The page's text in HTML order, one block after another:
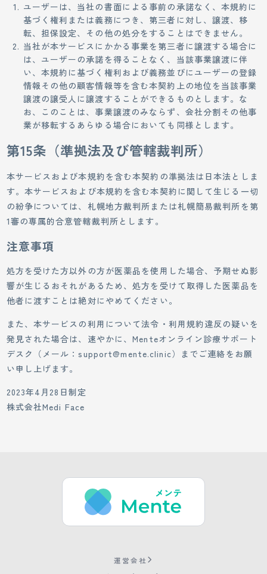
ユーザーは、当社の書面による事前の承諾なく、本規約に
基づく権利または義務につき、第三者に対し、譲渡、移
転、担保設定、その他の処分をすることはできません。
当社が本サービスにかかる事業を第三者に譲渡する場合に
は、ユーザーの承諾を得ることなく、当該事業譲渡に伴
い、本規約に基づく権利および義務並びにユーザーの登録
情報その他の顧客情報等を含む本契約上の地位を当該事業
譲渡の譲受人に譲渡することができるものとします。な
お、このことは、事業譲渡のみならず、会社分割その他事
業が移転するあらゆる場合においても同様とします。
第15条（準拠法及び管轄裁判所）
本サービスおよび本規約を含む本契約の準拠法は日本法としま
す。本サービスおよび本規約を含む本契約に関して生じる一切
の紛争については、札幌地方裁判所または札幌簡易裁判所を第
1審の専属的合意管轄裁判所とします。
注意事項
処方を受けた方以外の方が医薬品を使用した場合、予期せぬ影
響が生じるおそれがあるため、処方を受けて取得した医薬品を
他者に渡すことは絶対にやめてください。
また、本サービスの利用について法令・利用規約違反の疑いを
発見された場合は、速やかに、Menteオンライン診療サポート
デスク（メール：support@mente.clinic）までご連絡をお願
い申し上げます。
2023年4月28日制定
株式会社Medi Face
運営会社